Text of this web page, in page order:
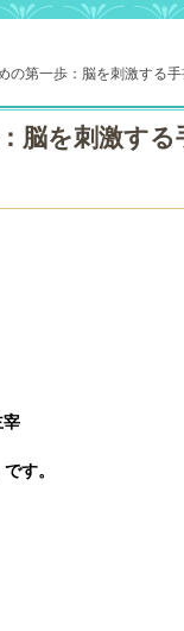
の第一歩：脳を刺激する
脳を刺激す
宰
です。